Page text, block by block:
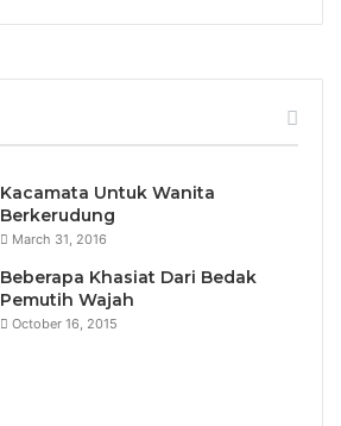
Kacamata Untuk Wanita
Berkerudung
March 31, 2016
Beberapa Khasiat Dari Bedak
Pemutih Wajah
October 16, 2015